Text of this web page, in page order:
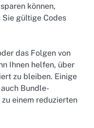
können,
gültige Codes
das Folgen von
Ihnen helfen, über
zu bleiben. Einige
Bundle-
einem reduzierten